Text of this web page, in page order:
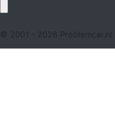
© 2001 - 2026 Problemcar.nl |